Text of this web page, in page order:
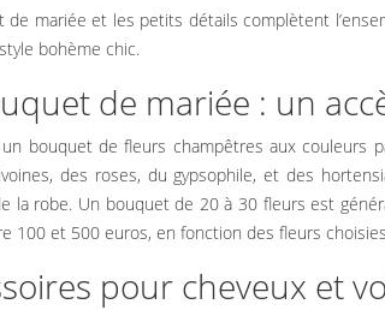
de mariée et les petits détails complètent
bohème chic.
de mariée : un
un bouquet de fleurs champêtres aux couleurs
des roses, du gypsophile, et des
la robe. Un bouquet de 20 à 30 fleurs est
100 et 500 euros, en fonction des fleurs
pour cheveux et